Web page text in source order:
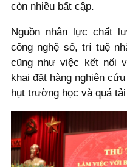
còn nhiều bất cập.
Nguồn nhân lực chất
công nghệ số, trí tuệ
cũng như việc kết nối
khai đặt hàng nghiên
hụt trường học và quá